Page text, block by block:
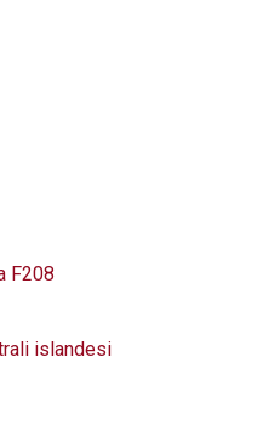
F208
islandesi